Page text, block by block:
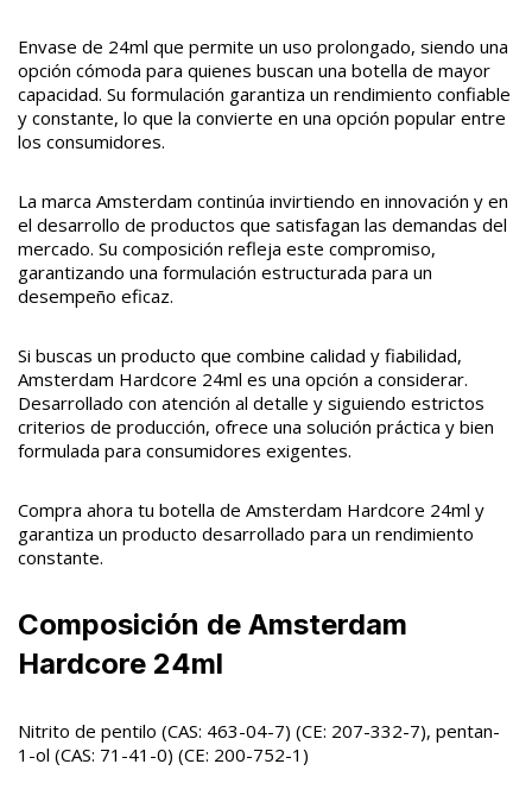
Envase de 24ml que permite un uso prolongado, siendo una
opción cómoda para quienes buscan una botella de mayor
capacidad. Su formulación garantiza un rendimiento confiable
y constante, lo que la convierte en una opción popular entre
los consumidores.
La marca Amsterdam continúa invirtiendo en innovación y en
el desarrollo de productos que satisfagan las demandas del
mercado. Su composición refleja este compromiso,
garantizando una formulación estructurada para un
desempeño eficaz.
Si buscas un producto que combine calidad y fiabilidad,
Amsterdam Hardcore 24ml es una opción a considerar.
Desarrollado con atención al detalle y siguiendo estrictos
criterios de producción, ofrece una solución práctica y bien
formulada para consumidores exigentes.
Compra ahora tu botella de Amsterdam Hardcore 24ml y
garantiza un producto desarrollado para un rendimiento
constante.
Composición de Amsterdam
Hardcore 24ml
Nitrito de pentilo (CAS: 463-04-7) (CE: 207-332-7), pentan-
1-ol (CAS: 71-41-0) (CE: 200-752-1)